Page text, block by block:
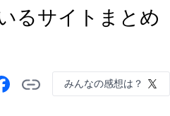
るサイトまとめ
みんなの感想は？